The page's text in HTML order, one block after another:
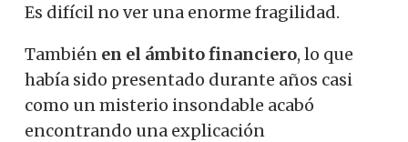
Es difícil no ver una enorme fragilidad.
También en el ámbito financiero, lo que
había sido presentado durante años casi
como un misterio insondable acabó
encontrando una explicación